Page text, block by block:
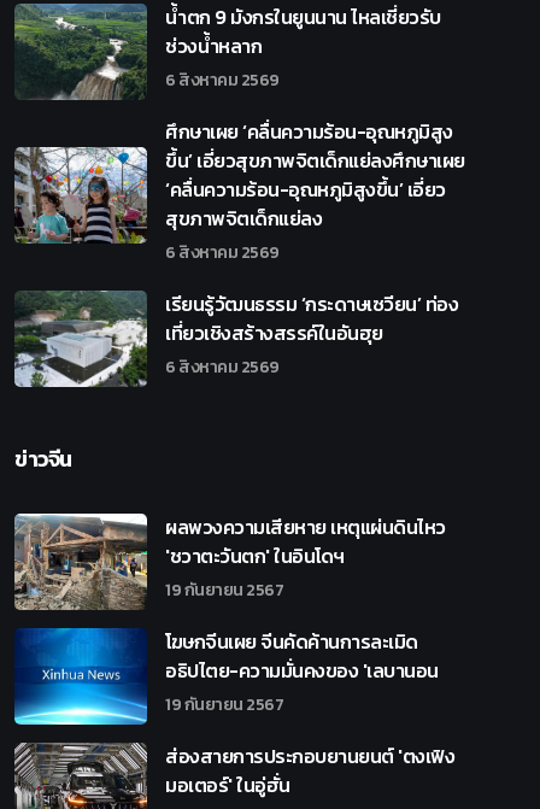
น้ำตก 9 มังกรในยูนนาน ไหลเชี่ยวรับ
ช่วงน้ำหลาก
6 สิงหาคม 2569
ศึกษาเผย ‘คลื่นความร้อน-อุณหภูมิสูง
ขึ้น’ เอี่ยวสุขภาพจิตเด็กแย่ลงศึกษาเผย
‘คลื่นความร้อน-อุณหภูมิสูงขึ้น’ เอี่ยว
สุขภาพจิตเด็กแย่ลง
6 สิงหาคม 2569
เรียนรู้วัฒนธรรม ‘กระดาษเซวียน’ ท่อง
เที่ยวเชิงสร้างสรรค์ในอันฮุย
6 สิงหาคม 2569
ข่าวจีน
ผลพวงความเสียหาย เหตุแผ่นดินไหว
'ชวาตะวันตก' ในอินโดฯ
19 กันยายน 2567
โฆษกจีนเผย จีนคัดค้านการละเมิด
อธิปไตย-ความมั่นคงของ 'เลบานอน
19 กันยายน 2567
ส่องสายการประกอบยานยนต์ 'ตงเฟิง
มอเตอร์' ในอู่ฮั่น